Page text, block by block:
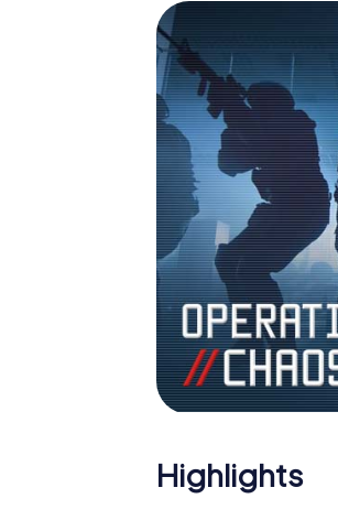
Team im Highscore
Das myCityHunt
Holen Sie sich Ihre
Horgen in einen
Highlights